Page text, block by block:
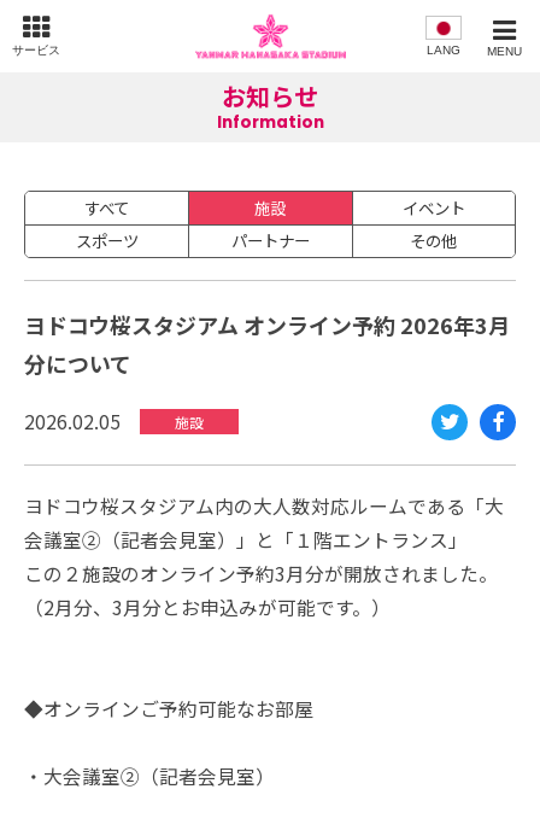
MENU
サービス LANG
お知らせ
Information
すべて 施設
イベント
スポーツ
パートナー その他
ヨドコウ桜スタジアム オンライン予約 2026年3月
分について
2026.02.05 施設
Twi
tte
Fac
eb
ヨドコウ桜スタジアム内の大人数対応ルームである「大
会議室②（記者会見室）」と「１階エントランス」
この２施設のオンライン予約3月分が開放されました。
（2月分、3月分とお申込みが可能です。）
◆オンラインご予約可能なお部屋
・大会議室②（記者会見室）